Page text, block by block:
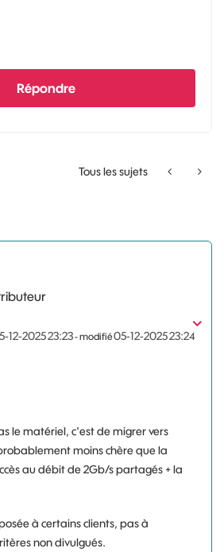
Répondre
Tous les sujets
12-202523:23- modifié‎05-12-202523:24
le matériel, c'est de migrer vers
moins chère que la
au débit de 2Gb/s partagés + la
à certains clients, pas à
non divulgués.